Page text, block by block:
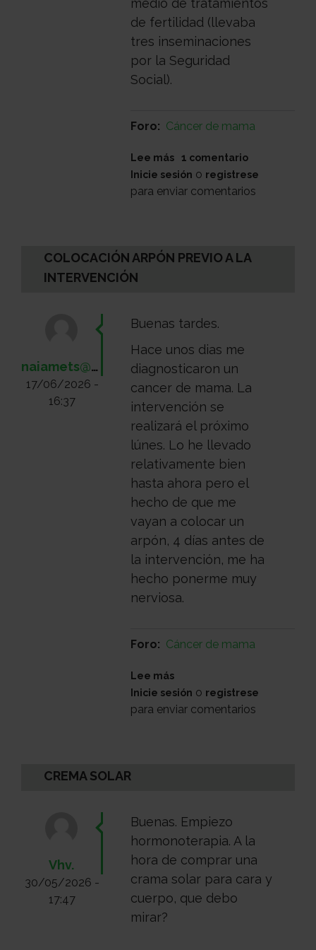
medio de tratamientos
de fertilidad (llevaba
tres inseminaciones
por la Seguridad
Social).
Foro Cáncer de mama
Lee más sobre
Cancer
de
1 comentario
Inicie sesión o registrese
para enviar comentarios
COLOCACIÓN ARPÓN PREVIO A LA
INTERVENCIÓN
naiamets@hotmail.com
17/06/2026 -
16:37
Buenas tardes.
Hace unos dias me
diagnosticaron un
cancer de mama. La
intervención se
realizará el próximo
lúnes. Lo he llevado
relativamente bien
hasta ahora pero el
hecho de que me
vayan a colocar un
arpón, 4 días antes de
la intervención, me ha
hecho ponerme muy
nerviosa.
Foro Cáncer de mama
Lee más
Colocación
arpón
Inicie sesión o registrese
para enviar comentarios
CREMA SOLAR
Vhv.
30/05/2026 -
17:47
Buenas. Empiezo
hormonoterapia. A la
hora de comprar una
crama solar para cara y
cuerpo, que debo
mirar?